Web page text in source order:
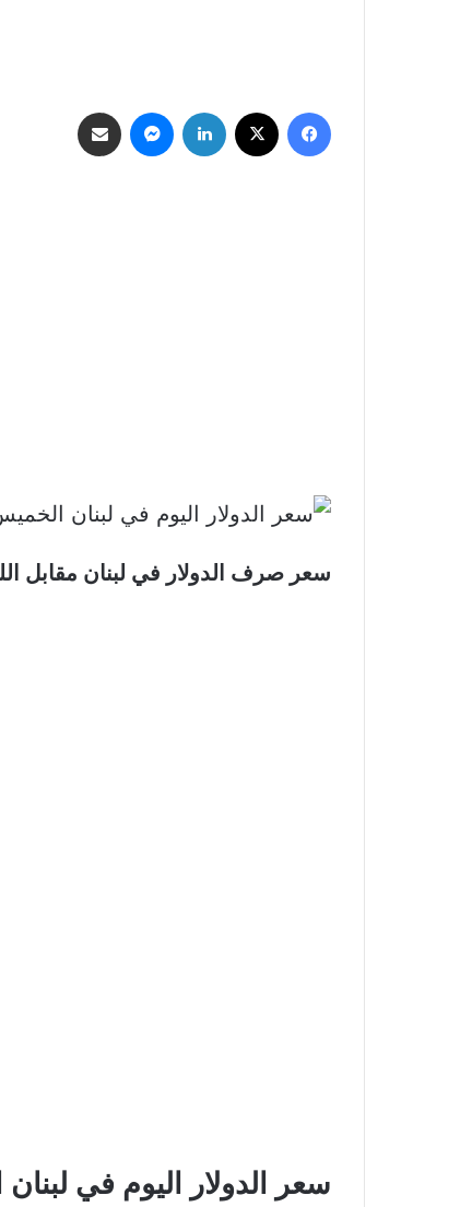
فيسبوك لينكدإن ماسنجر
سعر صرف الدولار في لبنان مقابل الليرة، اليوم الخميس 5 كانون الثاني
سعر الدولار اليوم في